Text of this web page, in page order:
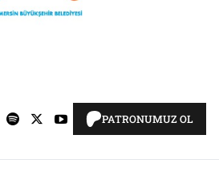
PATRONUMUZ OL